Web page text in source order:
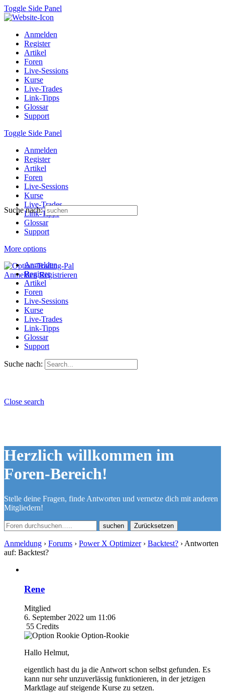
Toggle Side Panel
Anmelden
Register
Artikel
Foren
Live-Sessions
Kurse
Live-Trades
Link-Tipps
Glossar
Support
Toggle Side Panel
Anmelden
Register
Artikel
Foren
Live-Sessions
Kurse
Live-Trades
Link-Tipps
Glossar
Support
More options
Anmelden Registrieren
Suche nach:
Anmelden
Register
Artikel
Foren
Live-Sessions
Kurse
Live-Trades
Link-Tipps
Glossar
Support
Suche nach:
Close search
Herzlich willkommen im
Foren-Bereich!
Stelle deine Fragen, finde Antworten und vernetze dich mit anderen
Mitgliedern!
Zurücksetzen
Anmeldung › Forums › Power X Optimizer › Backtest? › Antworten
auf: Backtest?
Rene
Mitglied
6. September 2022 um 11:06
55 Credits
Option-Rookie
Hallo Helmut,
eigentlich hast du ja die Antwort schon selbst gefunden. Es
kann nur sehr unzuverlässig funktionieren, in der jetzigen
Marktlage auf steigende Kurse zu setzen.